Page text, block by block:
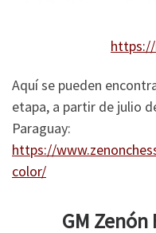
Aquí se pueden
etapa, a partir de julio
Paraguay:
https://
color/
GM Zenón